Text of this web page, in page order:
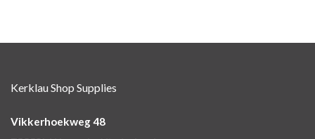
Kerklau Shop Supplies
Vikkerhoekweg 48